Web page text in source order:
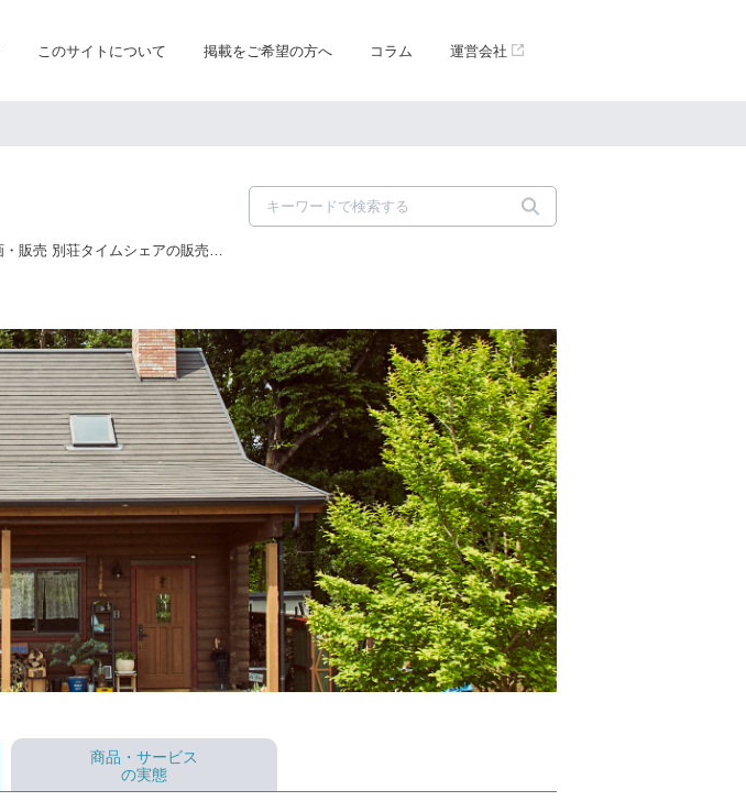
このサイトについて 掲載をご希望の方へ コラム 運営会社
自然派個性住宅の企画・製造・販売 分譲住宅・宅地の企画・販売 別荘タイムシェアの販売及び運営管理
商品・サービス
の実態